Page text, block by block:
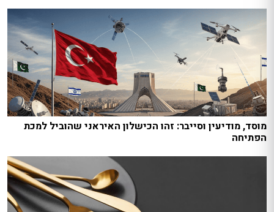
מוסד, מודיעין וסייבר: זהו הכישלון האיראני שהוביל למכת
הפתיחה